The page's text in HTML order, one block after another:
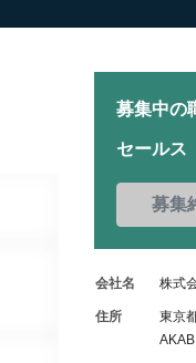
募集中の
セールス
募集
会社名 株式
住所
東京